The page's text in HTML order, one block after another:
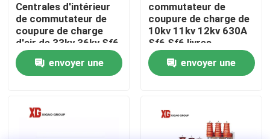
Demandez une citation
Commutateur de coupure de charge d'air
Mécanisme de distribution d'énergie
Centrales d'intérieur
de commutateur de
coupure de charge
d'air de 33kv 36kv Sf6
envoyer une
commutateur de
coupure de charge de
10kv 11kv 12kv 630A
Sf6 Sf6 livres
envoyer une